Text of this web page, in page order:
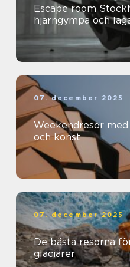
Escape room
hjärngympa och
07. december 2025
Weekendresor
och konst
07. december 2025
De bästa resorna
glaciärer